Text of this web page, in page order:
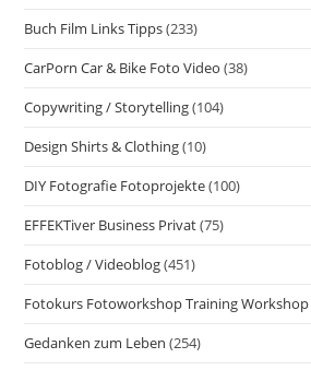
Buch Film Links Tipps(233)
CarPorn Car & Bike Foto Video (38)
Copywriting / Storytelling(104)
Design Shirts & Clothing(10)
DIY Fotografie Fotoprojekte(100)
EFFEKTiver Business Privat(75)
Fotoblog / Videoblog(451)
Fotokurs Fotoworkshop Training Workshop
Gedanken zum Leben (254)